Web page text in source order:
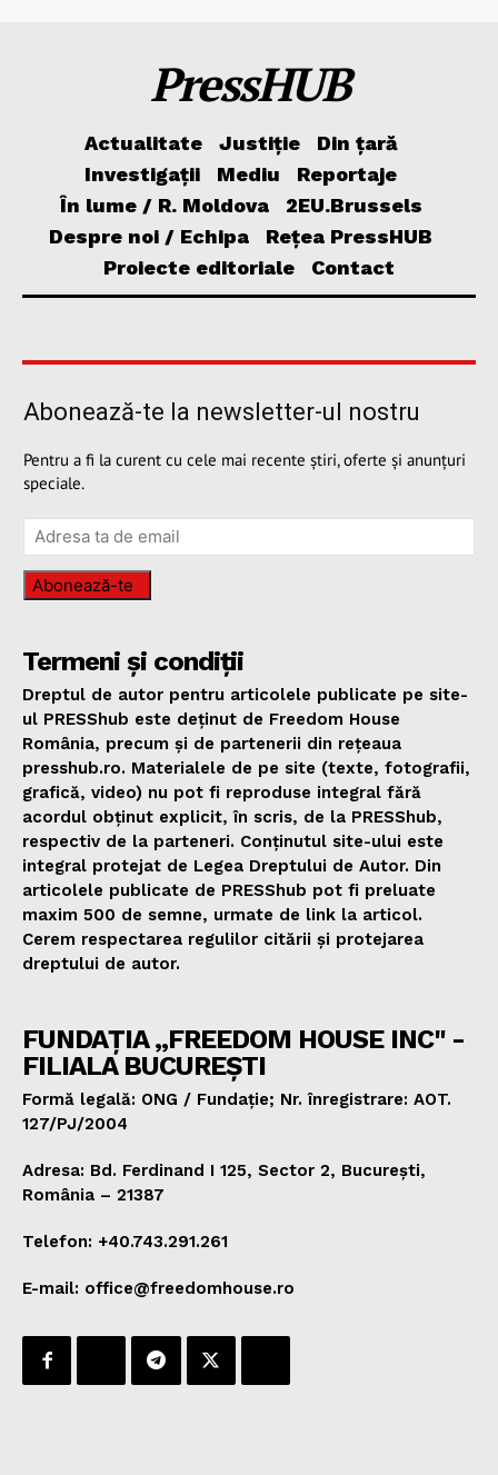
PressHUB
Actualitate Justiție
Din țară
Investigații
Mediu
Reportaje
În lume / R. Moldova
2EU.Brussels
Despre noi / Echipa
Rețea PressHUB
Proiecte editoriale
Contact
Abonează-te la newsletter-ul nostru
Pentru a fi la curent cu cele mai recente știri, oferte și anunțuri
speciale.
Abonează-te
Termeni și condiții
Dreptul de autor pentru articolele publicate pe site-
ul PRESShub este deținut de Freedom House
România, precum și de partenerii din rețeaua
presshub.ro. Materialele de pe site (texte, fotografii,
grafică, video) nu pot fi reproduse integral fără
acordul obținut explicit, în scris, de la PRESShub,
respectiv de la parteneri. Conținutul site-ului este
integral protejat de Legea Dreptului de Autor. Din
articolele publicate de PRESShub pot fi preluate
maxim 500 de semne, urmate de link la articol.
Cerem respectarea regulilor citării și protejarea
dreptului de autor.
FUNDAȚIA „FREEDOM HOUSE INC" -
FILIALA BUCUREȘTI
Formă legală: ONG / Fundație; Nr. înregistrare: AOT.
127/PJ/2004
Adresa: Bd. Ferdinand I 125, Sector 2, București,
România – 21387
Telefon: +40.743.291.261
E-mail: office@freedomhouse.ro